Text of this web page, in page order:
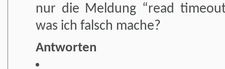
nur die Meldung “read
was ich falsch mache?
Antworten